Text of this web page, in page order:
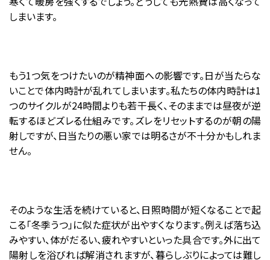
しまいます。
もう1つ気をつけたいのが精神面への影響です。日が当たらな
いことで体内時計が乱れてしまいます。私たちの体内時計は1
つのサイクルが24時間よりも若干長く、そのままでは昼夜が逆
転するほどズレる仕組みです。ズレをリセットするのが朝の陽
射しですが、日当たりの悪い家では明るさが不十分かもしれま
せん。
そのような生活を続けていると、日照時間が短くなることで起
こる「冬季うつ」に似た症状が出やすくなります。例えば落ち込
みやすい、体がだるい、疲れやすいといった具合です。外に出て
陽射しを浴びれば解消されますが、暮らしぶりによっては難し